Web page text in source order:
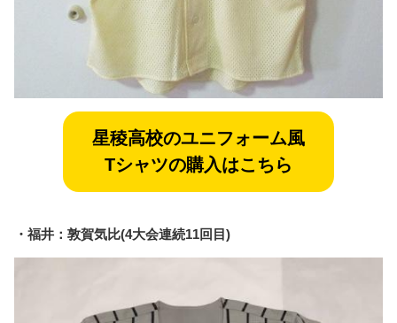
星稜高校のユニフォーム風
Tシャツの購入はこちら
・福井：敦賀気比(4大会連続11回目)